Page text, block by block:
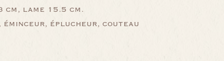
lame 15.5 cm.
éminceur, éplucheur, couteau